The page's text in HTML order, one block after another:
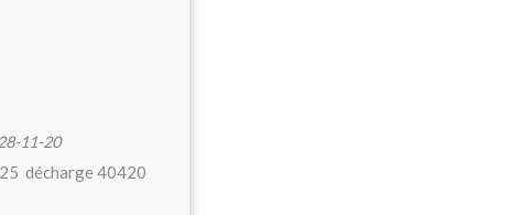
11-20
décharge 40420